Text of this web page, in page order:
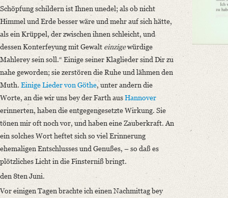
Schöpfung schildern ist Ihnen unedel; als ob nicht
Himmel und Erde besser wäre und mehr auf sich hätte,
als ein Krüppel, der zwischen ihnen schleicht, und
dessen Konterfeyung mit Gewalt einzigewürdige
Mahlerey sein soll.“ Einige seiner Klaglieder sind Dir zu
nahe geworden; sie zerstören die Ruhe und lähmen den
Muth. Einige Lieder vonGöthe, unter andern die
Worte, an die wir uns bey der Farth ausHannover
erinnerten, haben die entgegengesetzte Wirkung. Sie
tönen mir oft noch vor, und haben eine Zauberkraft. An
ein solches Wort heftet sich so viel Erinnerung
ehemaligen Entschlusses und Genußes, – so daß es
plötzliches Licht in die Finsterniß bringt.
den 8ten Juni.
Vor einigen Tagen brachte ich einen Nachmittag bey